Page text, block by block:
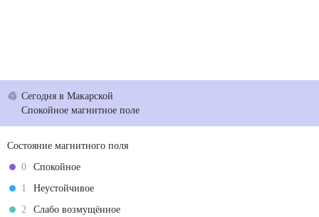
Сегодняв Макарской
Спокойное магнитное поле
Состояние магнитного поля
0
Спокойное
1
Неустойчивое
2
Слабо возмущённое